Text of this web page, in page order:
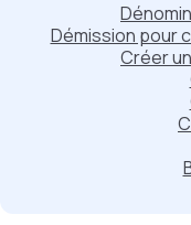
Démission pour
Créer